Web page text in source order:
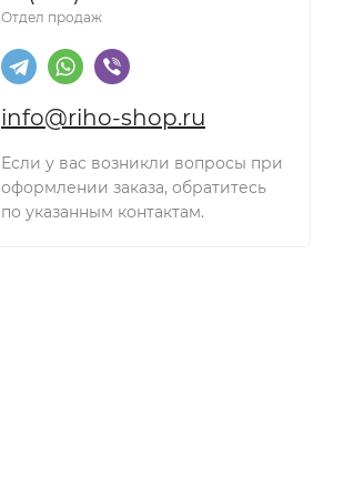
Отдел продаж
info@riho-shop.ru
Если у вас возникли вопросы при
оформлении заказа, обратитесь
по указанным контактам.